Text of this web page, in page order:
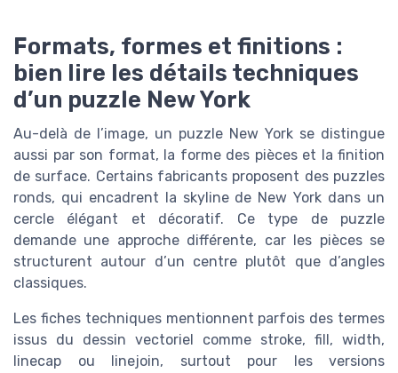
Formats, formes et finitions :
bien lire les détails techniques
d’un puzzle New York
Au-delà de l’image, un puzzle New York se distingue
aussi par son format, la forme des pièces et la finition
de surface. Certains fabricants proposent des puzzles
ronds, qui encadrent la skyline de New York dans un
cercle élégant et décoratif. Ce type de puzzle
demande une approche différente, car les pièces se
structurent autour d’un centre plutôt que d’angles
classiques.
Les fiches techniques mentionnent parfois des termes
issus du dessin vectoriel comme stroke, fill, width,
linecap ou linejoin, surtout pour les versions